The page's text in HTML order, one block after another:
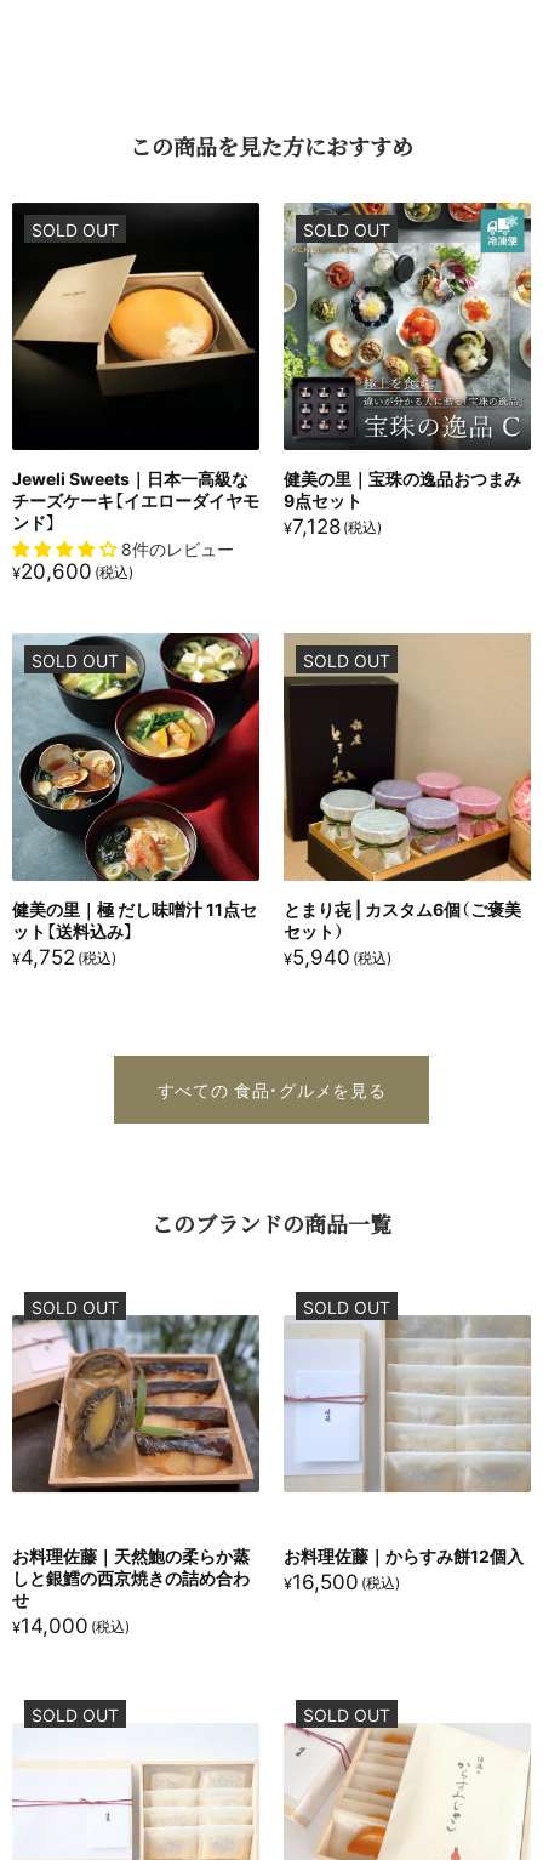
スライス済みの利便性：解凍後すぐに楽しめ、アレンジも自
木箱入りギフト仕様：
贈る瞬間から特別感を演出、のし対応
贅沢を​もっと​身近に、そして​美しく
熟成された旨味を手軽に楽しめる「お料理佐藤 謹製からす
贈答にも、自分へのご褒美にもふさわしい逸品です。
料亭の味をそのままご家庭へ——ぜひこの機会にお買い求
めください。
この​商品を​見た方に​おすすめ
SOLD OUT
Jeweli Sweets｜日本一高級な
チーズケーキ【イエローダイヤモ
ンド】
8件のレビュー
¥20,600
SOLD OUT
健美の里｜宝珠の逸品おつまみ
9点セット
¥7,128
SOLD OUT
健美の里｜極 だし味噌汁 11点セ
ット【送料込み】
¥4,752
SOLD OUT
とまり㐂 | カスタム6個（ご褒美
セット）
¥5,940
すべての 食品・グルメを見る
この​ブランドの​商品一覧
SOLD OUT
お料理佐藤｜天然鮑の柔らか蒸
しと銀鱈の西京焼きの詰め合わ
せ
¥14,000
SOLD OUT
お料理佐藤｜からすみ餅12個入
¥16,500
SOLD OUT SOLD OUT